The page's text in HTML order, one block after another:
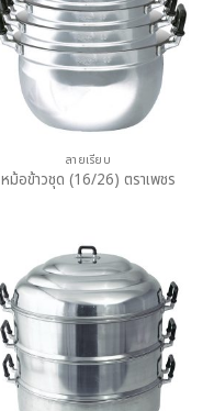
ลายเรียบ
หม้อข้าวชุด (16/26) ตราเพชร